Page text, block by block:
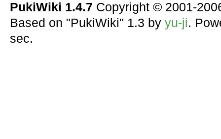
PukiWiki 1.4.7 Copyright © 2001-
Based on "PukiWiki" 1.3 by yu-ji.
sec.